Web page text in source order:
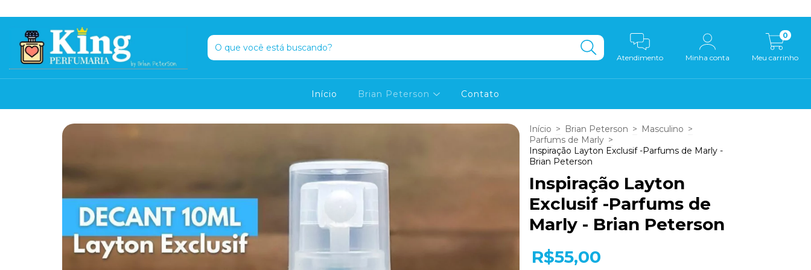
Atendimento Minha conta Meu carrinho
0
Início Brian Peterson Contato
Início > Brian Peterson > Masculino >
Parfums de Marly >
Inspiração Layton Exclusif -Parfums de Marly -
Brian Peterson
Inspiração Layton
Exclusif -Parfums de
Marly - Brian Peterson
R$55,00